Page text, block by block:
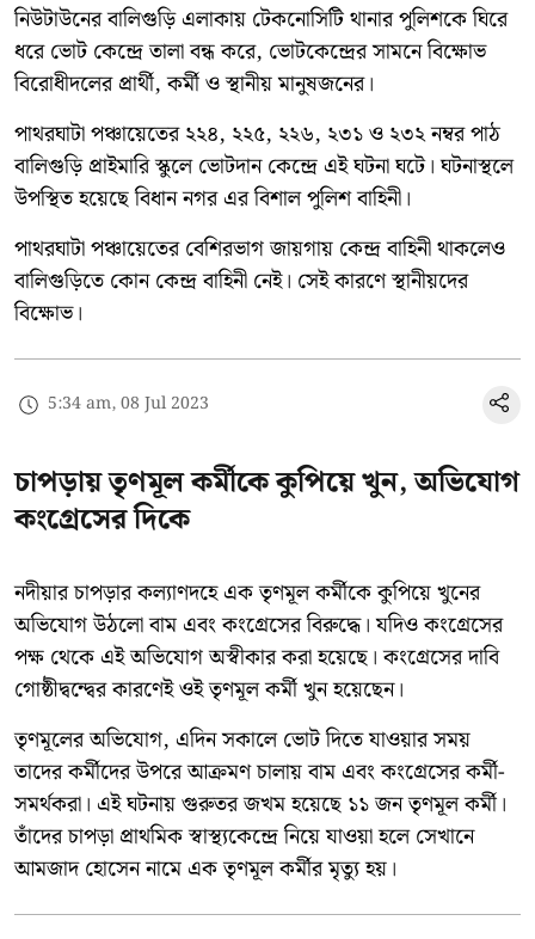
নিউটাউনের বালিগুড়ি এলাকায় টেকনোসিটি থানার পুলিশকে ঘিরে
ধরে ভোট কেন্দ্রে তালা বন্ধ করে, ভোটকেন্দ্রের সামনে বিক্ষোভ
বিরোধীদলের প্রার্থী, কর্মী ও স্থানীয় মানুষজনের।
পাথরঘাটা পঞ্চায়েতের ২২৪, ২২৫, ২২৬, ২৩১ ও ২৩২ নম্বর পাঠ
বালিগুড়ি প্রাইমারি স্কুলে ভোটদান কেন্দ্রে এই ঘটনা ঘটে। ঘটনাস্থলে
উপস্থিত হয়েছে বিধান নগর এর বিশাল পুলিশ বাহিনী।
পাথরঘাটা পঞ্চায়েতের বেশিরভাগ জায়গায় কেন্দ্র বাহিনী থাকলেও
বালিগুড়িতে কোন কেন্দ্র বাহিনী নেই। সেই কারণে স্থানীয়দের
বিক্ষোভ।
5:34 am, 08 Jul 2023
চাপড়ায় তৃণমূল কর্মীকে কুপিয়ে খুন, অভিযোগ
কংগ্রেসের দিকে
নদীয়ার চাপড়ার কল্যাণদহে এক তৃণমূল কর্মীকে কুপিয়ে খুনের
অভিযোগ উঠলো বাম এবং কংগ্রেসের বিরুদ্ধে। যদিও কংগ্রেসের
পক্ষ থেকে এই অভিযোগ অস্বীকার করা হয়েছে। কংগ্রেসের দাবি
গোষ্ঠীদ্বন্দ্বের কারণেই ওই তৃণমূল কর্মী খুন হয়েছেন।
তৃণমূলের অভিযোগ, এদিন সকালে ভোট দিতে যাওয়ার সময়
তাদের কর্মীদের উপরে আক্রমণ চালায় বাম এবং কংগ্রেসের কর্মী-
সমর্থকরা। এই ঘটনায় গুরুতর জখম হয়েছে ১১ জন তৃণমূল কর্মী।
তাঁদের চাপড়া প্রাথমিক স্বাস্থ্যকেন্দ্রে নিয়ে যাওয়া হলে সেখানে
আমজাদ হোসেন নামে এক তৃণমূল কর্মীর মৃত্যু হয়।